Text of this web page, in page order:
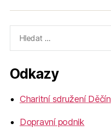
vyhledávání:
Odkazy
Charitní sdružení Děčín
Dopravní podnik